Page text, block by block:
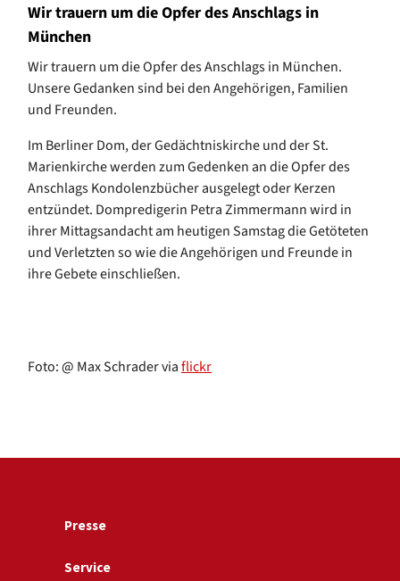
Wir trauern um die Opfer des Anschlags in
München
Wir trauern um die Opfer des Anschlags in München.
Unsere Gedanken sind bei den Angehörigen, Familien
und Freunden.
Im Berliner Dom, der Gedächtniskirche und der St.
Marienkirche werden zum Gedenken an die Opfer des
Anschlags Kondolenzbücher ausgelegt oder Kerzen
entzündet. Dompredigerin Petra Zimmermann wird in
ihrer Mittagsandacht am heutigen Samstag die Getöteten
und Verletzten so wie die Angehörigen und Freunde in
ihre Gebete einschließen.
Foto: @ Max Schrader viaflickr
Presse
Service